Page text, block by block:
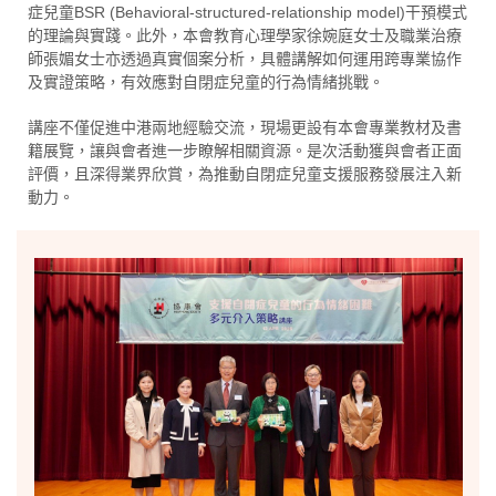
症兒童BSR (Behavioral-structured-relationship model)干預模式
的理論與實踐。此外，本會教育心理學家徐婉庭女士及職業治療
師張媚女士亦透過真實個案分析，具體講解如何運用跨專業協作
及實證策略，有效應對自閉症兒童的行為情緒挑戰。
講座不僅促進中港兩地經驗交流，現場更設有本會專業教材及書
籍展覽，讓與會者進一步瞭解相關資源。是次活動獲與會者正面
評價，且深得業界欣賞，為推動自閉症兒童支援服務發展注入新
動力。